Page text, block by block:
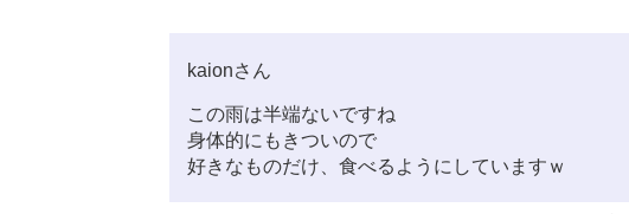
kaionさん
この雨は半端ないですね
身体的にもきついので
好きなものだけ、食べるようにしていますｗ